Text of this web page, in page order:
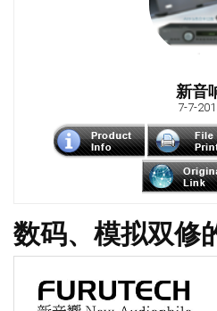
新音
7-7-
数码、模拟双修